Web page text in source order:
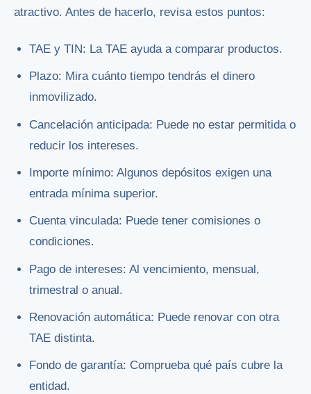
atractivo. Antes de hacerlo, revisa estos puntos:
TAE y TIN: La TAE ayuda a comparar productos.
Plazo: Mira cuánto tiempo tendrás el dinero
inmovilizado.
Cancelación anticipada: Puede no estar permitida o
reducir los intereses.
Importe mínimo: Algunos depósitos exigen una
entrada mínima superior.
Cuenta vinculada: Puede tener comisiones o
condiciones.
Pago de intereses: Al vencimiento, mensual,
trimestral o anual.
Renovación automática: Puede renovar con otra
TAE distinta.
Fondo de garantía: Comprueba qué país cubre la
entidad.